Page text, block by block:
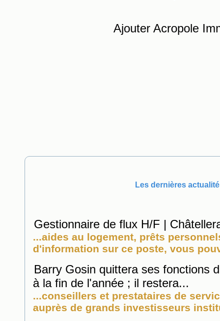
Ajouter Acropole
Les dernières
Gestionnaire de flux H/F |
...aides au logement, prêts
d'information sur ce poste, vous
Barry Gosin quittera ses fonctions
à la fin de l'année ; il restera...
...conseillers et prestataires de
auprès de grands investisseurs